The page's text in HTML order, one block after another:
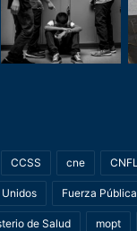
CCSS cne CNFL
Unidos Fuerza Pública
de Salud mopt